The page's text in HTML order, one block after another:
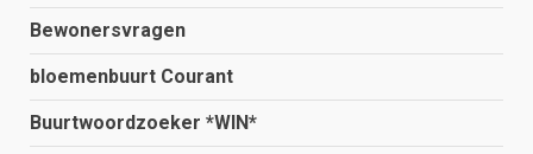
Bewonersvragen
bloemenbuurt Courant
Buurtwoordzoeker *WIN*